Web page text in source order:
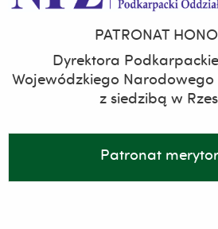
PATRONAT
Dyrektora
Wojewódzkiego
z siedzibą w
Patronat